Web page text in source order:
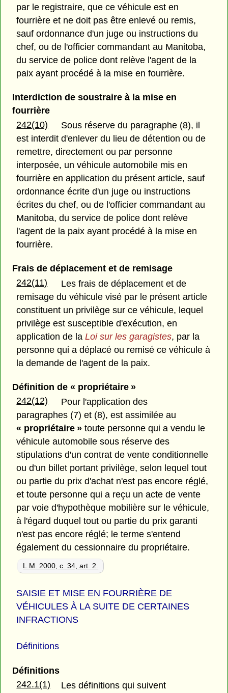
par le registraire, que ce véhicule est en
fourrière et ne doit pas être enlevé ou remis,
sauf ordonnance d'un juge ou instructions du
chef, ou de l'officier commandant au Manitoba,
du service de police dont relève l'agent de la
paix ayant procédé à la mise en fourrière.
Interdiction de soustraire à la mise en
fourrière
242(10)
Sous réserve du paragraphe (8), il
est interdit d'enlever du lieu de détention ou de
remettre, directement ou par personne
interposée, un véhicule automobile mis en
fourrière en application du présent article, sauf
ordonnance écrite d'un juge ou instructions
écrites du chef, ou de l'officier commandant au
Manitoba, du service de police dont relève
l'agent de la paix ayant procédé à la mise en
fourrière.
Frais de déplacement et de remisage
242(11)
Les frais de déplacement et de
remisage du véhicule visé par le présent article
constituent un privilège sur ce véhicule, lequel
privilège est susceptible d'exécution, en
application de laLoi sur les garagistes, par la
personne qui a déplacé ou remisé ce véhicule à
la demande de l'agent de la paix.
Définition de « propriétaire »
242(12)
Pour l'application des
paragraphes (7) et (8), est assimilée au
« propriétaire » toute personne qui a vendu le
véhicule automobile sous réserve des
stipulations d'un contrat de vente conditionnelle
ou d'un billet portant privilège, selon lequel tout
ou partie du prix d'achat n'est pas encore réglé,
et toute personne qui a reçu un acte de vente
par voie d'hypothèque mobilière sur le véhicule,
à l'égard duquel tout ou partie du prix garanti
n'est pas encore réglé; le terme s'entend
également du cessionnaire du propriétaire.
L.M. 2000, c. 34, art. 2.
SAISIE ET MISE EN FOURRIÈRE DE
VÉHICULES À LA SUITE DE CERTAINES
INFRACTIONS
Définitions
Définitions
242.1(1)
Les définitions qui suivent